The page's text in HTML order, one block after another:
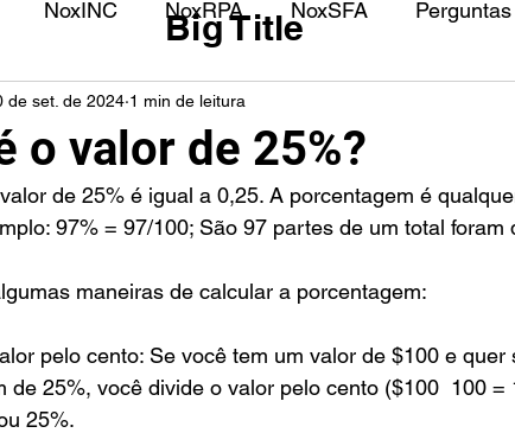
NoxINC NoxRPA NoxSFA
o valor de 25%?
de set. de 2024 1 min de leitura
97% = 97/100; São 97 partes de um total
maneiras de calcular a porcentagem:
pelo cento: Se você tem um valor de $100 e quer
de 25%, você divide o valor pelo cento ($100  100 =
25%.
Big Title